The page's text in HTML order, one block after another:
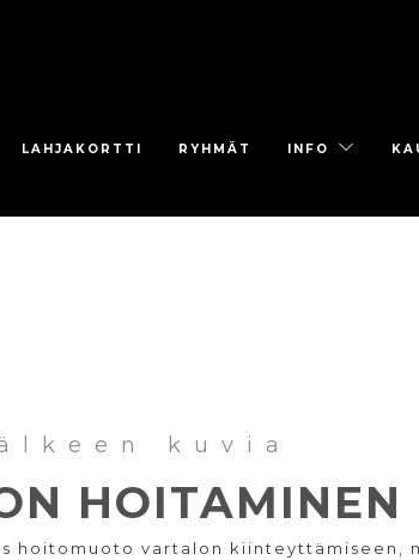
LAHJAKORTTI RYHMÄT INFO
kuvia
HOITAMINEN
hoitomuoto vartalon kiinteyttämiseen,